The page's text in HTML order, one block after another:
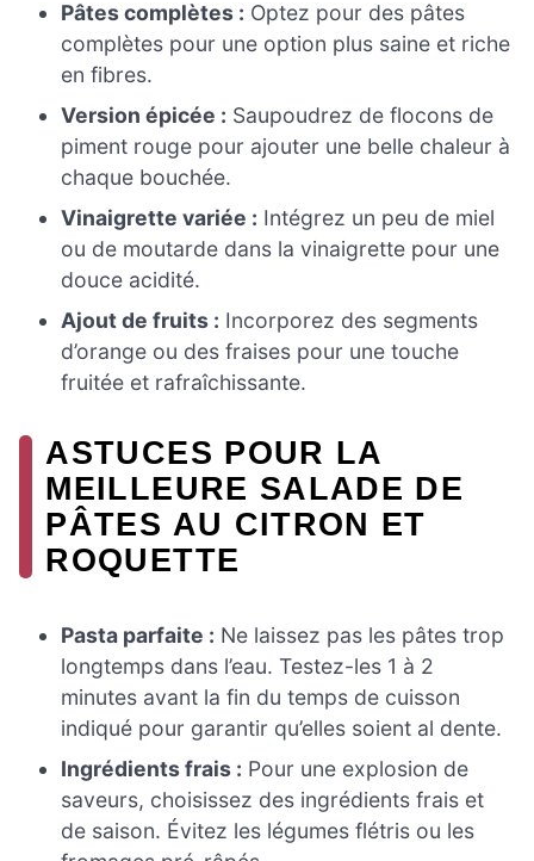
Pâtes complètes : Optez pour des pâtes
complètes pour une option plus saine et riche
en fibres.
Version épicée : Saupoudrez de flocons de
piment rouge pour ajouter une belle chaleur à
chaque bouchée.
Vinaigrette variée : Intégrez un peu de miel
ou de moutarde dans la vinaigrette pour une
douce acidité.
Ajout de fruits : Incorporez des segments
d’orange ou des fraises pour une touche
fruitée et rafraîchissante.
ASTUCES POUR LA
MEILLEURE SALADE DE
PÂTES AU CITRON ET
ROQUETTE
Pasta parfaite : Ne laissez pas les pâtes trop
longtemps dans l’eau. Testez-les 1 à 2
minutes avant la fin du temps de cuisson
indiqué pour garantir qu’elles soient al dente.
Ingrédients frais : Pour une explosion de
saveurs, choisissez des ingrédients frais et
de saison. Évitez les légumes flétris ou les